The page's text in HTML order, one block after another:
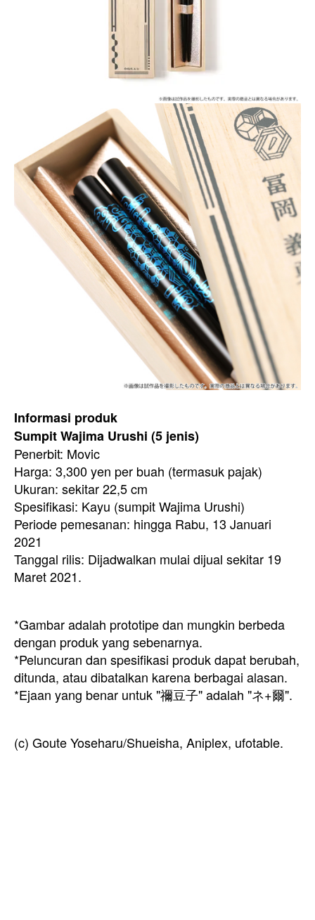
Informasi produk
Sumpit Wajima Urushi (5 jenis)
Penerbit: Movic
Harga: 3,300 yen per buah (termasuk pajak)
Ukuran: sekitar 22,5 cm
Spesifikasi: Kayu (sumpit Wajima Urushi)
Periode pemesanan: hingga Rabu, 13 Januari
2021
Tanggal rilis: Dijadwalkan mulai dijual sekitar 19
Maret 2021.
*Gambar adalah prototipe dan mungkin berbeda
dengan produk yang sebenarnya.
*Peluncuran dan spesifikasi produk dapat berubah,
ditunda, atau dibatalkan karena berbagai alasan.
*Ejaan yang benar untuk "禰豆子" adalah "ネ+爾".
(c) Goute Yoseharu/Shueisha, Aniplex, ufotable.